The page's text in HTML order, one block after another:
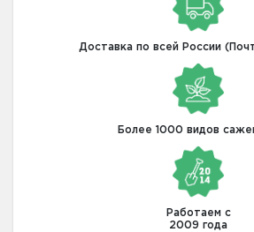
Доставка по всей России
Более 1000 видов
Работаем с
2009 года